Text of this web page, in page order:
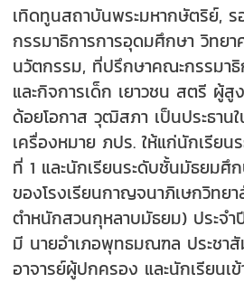
เทิดทูนสถาบันพระมหากษัตริย์, ร
กรรมาธิการการอุดมศึกษา วิทยา
นวัตกรรม, ที่ปรึกษาคณะกรรมา
และกิจการเด็ก เยาวชน สตรี ผู้
ด้อยโอกาส วุฒิสภา เป็นประธาน
เครื่องหมาย ภปร. ให้แก่นักเรีย
ที่ 1 และนักเรียนระดับชั้นมัธยมศึ
ของโรงเรียนกาญจนาภิเษกวิทย
ตำหนักสวนกุหลาบมัธยม) ประจ
มี นายอำเภอพุทธมณฑล ประชา
อาจารย์ผู้ปกครอง และนักเรียนเ